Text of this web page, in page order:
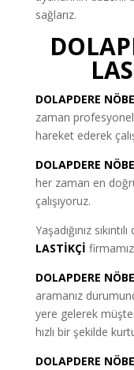
sağlarız.
DOLAPDERE
zaman
hareket ederek
DOLAPDERE
her zaman en
çalışıyoruz.
Yaşadığınız
LASTİKÇİ
DOLAPDERE
aramanız
yere gelerek
hızlı bir şekilde
DOLAPDERE